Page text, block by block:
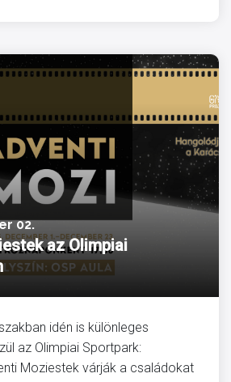
02.
az Olimpiai
idén is különleges
az Olimpiai Sportpark:
Moziestek várják a családokat